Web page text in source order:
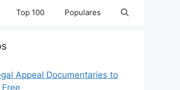
Top 100 Populares
Appeal Documentaries to